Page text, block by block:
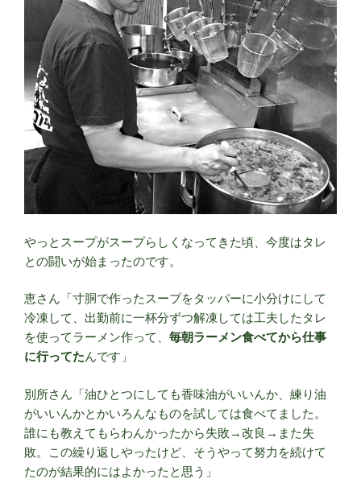
やっとスープがスープらしくなってきた頃、今度はタレ
との闘いが始まったのです。
恵さん「寸胴で作ったスープをタッパーに小分けにして
冷凍して、出勤前に一杯分ずつ解凍しては工夫したタレ
を使ってラーメン作って、 毎朝ラーメン食べてから仕事
に行ってたんです」
別所さん「油ひとつにしても香味油がいいんか、練り油
がいいんかとかいろんなものを試しては食べてました。
誰にも教えてもらわんかったから失敗→改良→また失
敗。この繰り返しやったけど、そうやって努力を続けて
たのが結果的にはよかったと思う」